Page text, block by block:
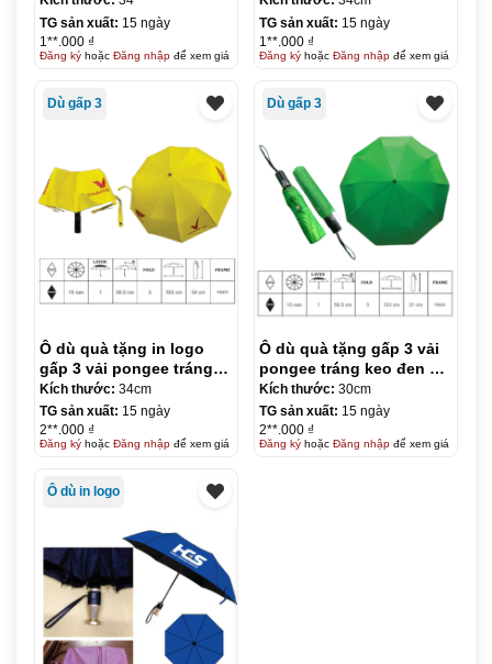
chiều R58.5cm KQ-OD18
TG sản xuất: 15 ngày
1**.000 ₫
Đăng kýhoặc Đăng nhậpđể xem giá
chiều R58.5cm KQ-OD19
TG sản xuất: 15 ngày
1**.000 ₫
Đăng kýhoặc Đăng nhậpđể xem giá
Dù gấp 3
Ô dù quà tặng in logo
gấp 3 vải pongee tráng
keo đen – tự động 2
chiều R58.5cm KQ-OD20
Kích thước: 34cm
TG sản xuất: 15 ngày
2**.000 ₫
Đăng kýhoặc Đăng nhậpđể xem giá
Dù gấp 3
Ô dù quà tặng gấp 3 vải
pongee tráng keo đen –
tự động 2 chiều R58.5cm
KQ-OD21
Kích thước: 30cm
TG sản xuất: 15 ngày
2**.000 ₫
Đăng kýhoặc Đăng nhậpđể xem giá
Ô dù in logo